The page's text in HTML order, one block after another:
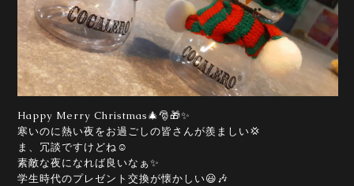
Happy Merry Christmas🎄🎅🎁✨
寒いのに熱い夜をお過ごしの皆さんが羨ましい💢
ま、冗談ですけどね☺️
素敵な夜になれば良いなぁ✨
学生時代のプレゼント交換が懐かしい😃🎶